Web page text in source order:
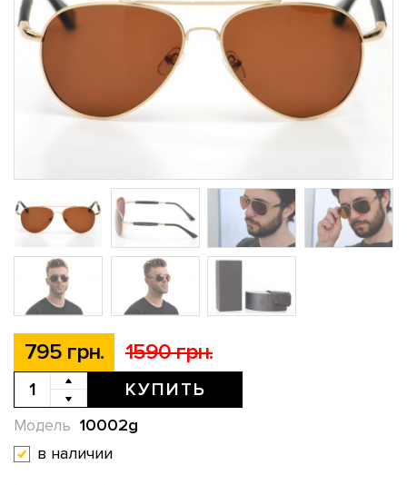
795 грн. 1590 грн.
КУПИТЬ
10002g
Модель
в наличии